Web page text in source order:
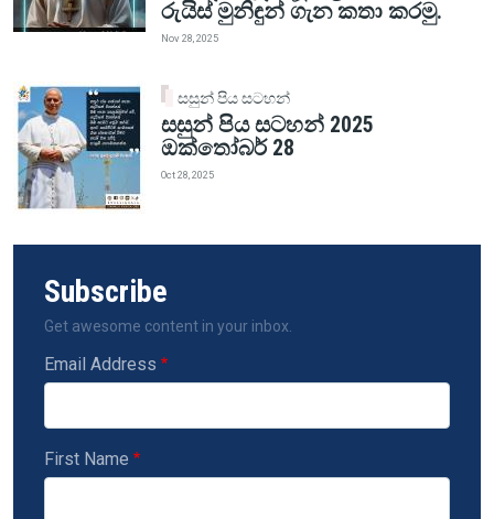
රුයිස් මුනිඳුන් ගැන කතා කරමු.
Nov 28, 2025
සසුන් පිය සටහන්
සසුන් පිය සටහන් 2025
ඔක්තෝබර් 28
Oct 28, 2025
Subscribe
Get awesome content in your inbox.
Email Address
First Name